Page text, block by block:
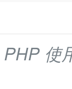
PHP 使